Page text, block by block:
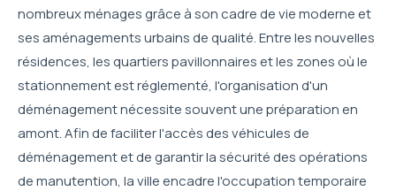
nombreux ménages grâce à son cadre de vie moderne et
ses aménagements urbains de qualité. Entre les nouvelles
résidences, les quartiers pavillonnaires et les zones où le
stationnement est réglementé, l'organisation d'un
déménagement nécessite souvent une préparation en
amont. Afin de faciliter l'accès des véhicules de
déménagement et de garantir la sécurité des opérations
de manutention, la ville encadre l'occupation temporaire